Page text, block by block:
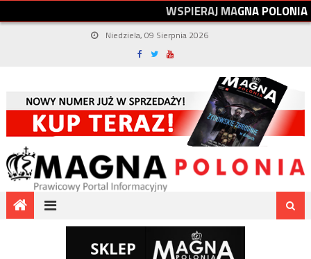
WSPIERAJMAGNAPOLONIA
Niedziela, 09 Sierpnia 2026